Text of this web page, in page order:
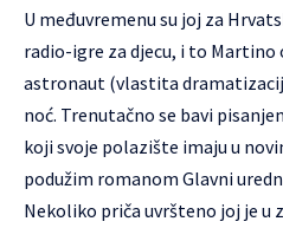
U međuvremenu su joj za
radio-igre za djecu, i to Martino
astronaut (vlastita
noć. Trenutačno se bavi
koji svoje polazište imaju u
podužim romanom Glavni
Nekoliko priča uvršteno joj je u